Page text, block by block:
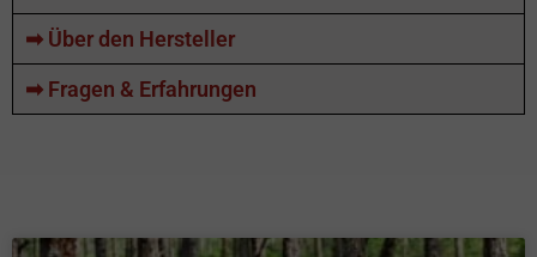
➡ Über den Hersteller
➡ Fragen & Erfahrungen